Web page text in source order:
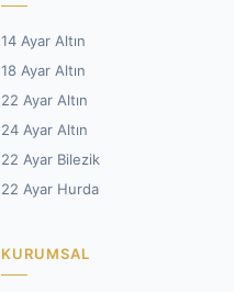
14 Ayar Altın
18 Ayar Altın
22 Ayar Altın
24 Ayar Altın
22 Ayar Bilezik
22 Ayar Hurda
KURUMSAL